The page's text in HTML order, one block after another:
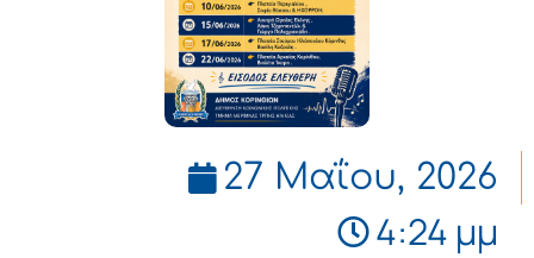
27 Μαΐου, 2026
4:24 μμ